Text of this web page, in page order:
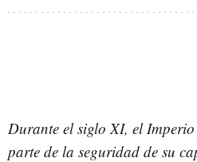
Durante el siglo XI, el
parte de la seguridad de su